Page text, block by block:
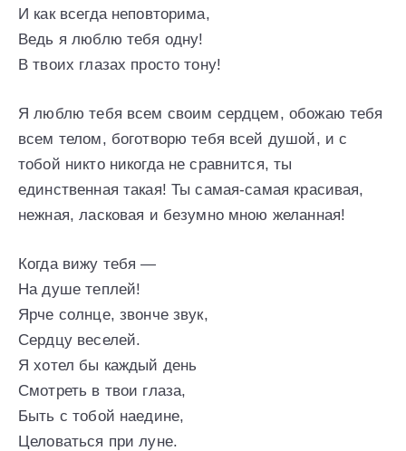
И как всегда неповторима,
Ведь я люблю тебя одну!
В твоих глазах просто тону!
Я люблю тебя всем своим сердцем, обожаю тебя
всем телом, боготворю тебя всей душой, и с
тобой никто никогда не сравнится, ты
единственная такая! Ты самая-самая красивая,
нежная, ласковая и безумно мною желанная!
Когда вижу тебя —
На душе теплей!
Ярче солнце, звонче звук,
Сердцу веселей.
Я хотел бы каждый день
Смотреть в твои глаза,
Быть с тобой наедине,
Целоваться при луне.